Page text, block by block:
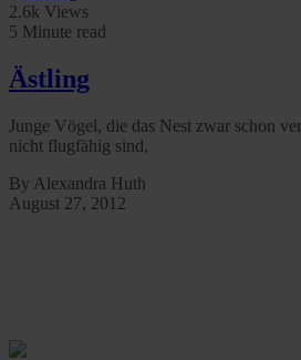
2.6k Views
5 Minute read
Ästling
Junge Vögel, die das Nest zwar schon
nicht flugfähig sind,
By Alexandra Huth
August 27, 2012